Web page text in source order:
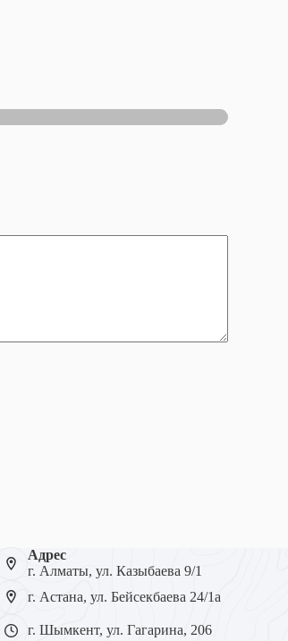
Адрес
г. Алматы, ул. Казыбаева 9/1
г. Астана, ул. Бейсекбаева 24/1а
г. Шымкент, ул. Гагарина, 206